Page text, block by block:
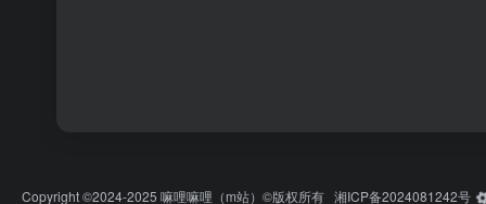
Copyright ©2024-2025 嘛哩嘛哩 （m站）©版权所有 湘ICP备2024081242号